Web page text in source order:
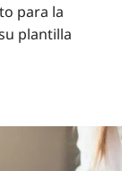
para la
plantilla